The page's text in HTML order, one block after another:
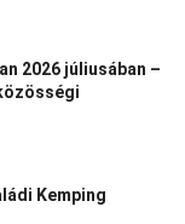
2026 júliusában –
Kemping